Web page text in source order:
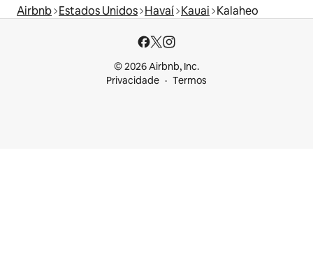
Airbnb Estados Unidos Havaí Kauai Kalaheo
© 2026 Airbnb, Inc.
Privacidade
Termos